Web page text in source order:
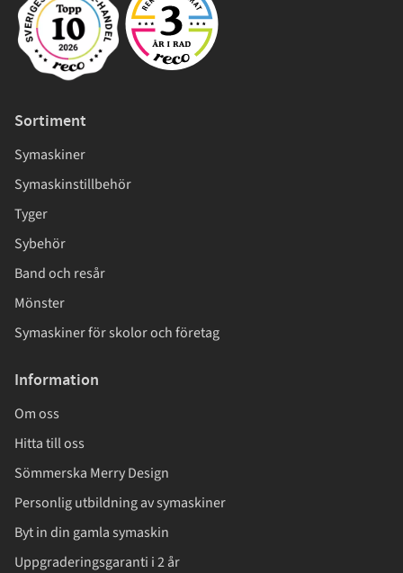
Sortiment
Symaskiner
Symaskinstillbehör
Tyger
Sybehör
Band och resår
Mönster
Symaskiner för skolor och företag
Information
Om oss
Hitta till oss
Sömmerska Merry Design
Personlig utbildning av symaskiner
Byt in din gamla symaskin
Uppgraderingsgaranti i 2 år